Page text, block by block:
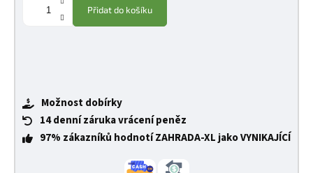
Přidat do košíku
Možnost dobírky
14 denní záruka vrácení peněz
97% zákazníků hodnotí ZAHRADA-XL jako VYNIKAJÍCÍ